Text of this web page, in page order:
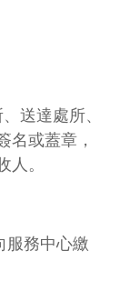
送達處所、
名或蓋章，
人。
服務中心繳